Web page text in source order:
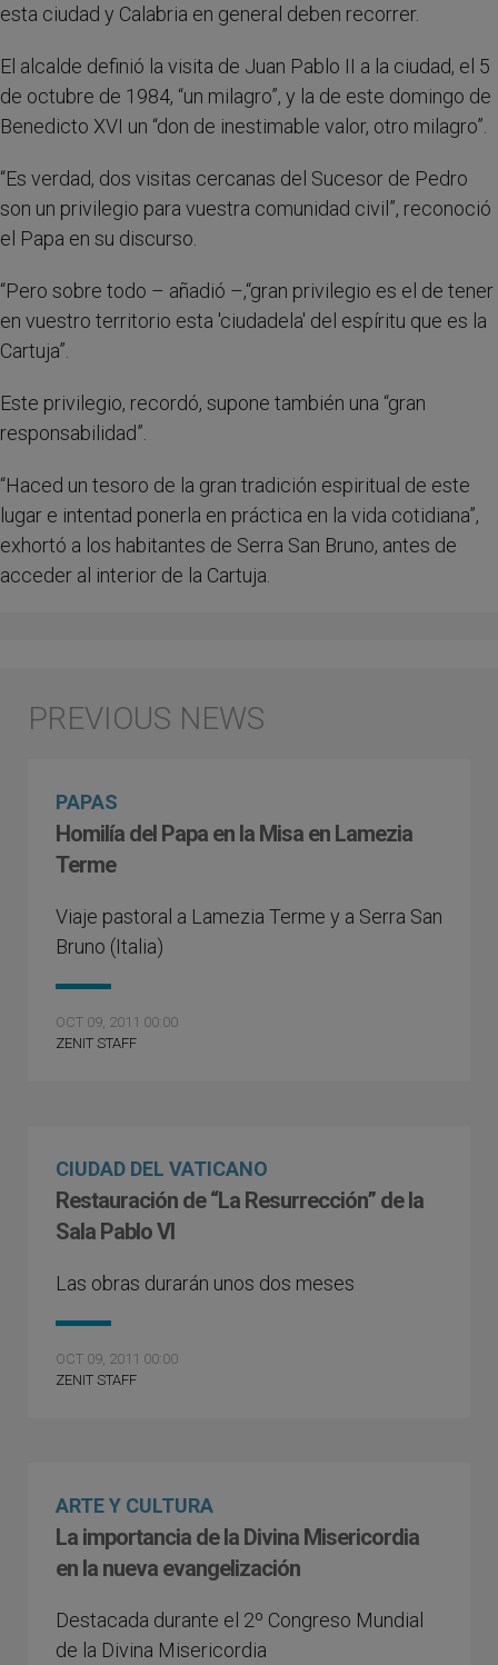
esta ciudad y Calabria en general deben recorrer.
El alcalde definió la visita de Juan Pablo II a la ciudad, el 5
de octubre de 1984, “un milagro”, y la de este domingo de
Benedicto XVI un “don de inestimable valor, otro milagro”.
“Es verdad, dos visitas cercanas del Sucesor de Pedro
son un privilegio para vuestra comunidad civil”, reconoció
el Papa en su discurso.
“Pero sobre todo – añadió –,“gran privilegio es el de tener
en vuestro territorio esta 'ciudadela' del espíritu que es la
Cartuja”.
Este privilegio, recordó, supone también una “gran
responsabilidad”.
“Haced un tesoro de la gran tradición espiritual de este
lugar e intentad ponerla en práctica en la vida cotidiana”,
exhortó a los habitantes de Serra San Bruno, antes de
acceder al interior de la Cartuja.
PAPAS
Homilía del Papa en la Misa en Lamezia
Terme
Viaje pastoral a Lamezia Terme y a Serra San
Bruno (Italia)
OCT 09, 2011 00:00
ZENIT STAFF
CIUDAD DEL VATICANO
Restauración de “La Resurrección” de la
Sala Pablo VI
Las obras durarán unos dos meses
OCT 09, 2011 00:00
ZENIT STAFF
ARTE Y CULTURA
La importancia de la Divina Misericordia
en la nueva evangelización
Destacada durante el 2º Congreso Mundial
de la Divina Misericordia